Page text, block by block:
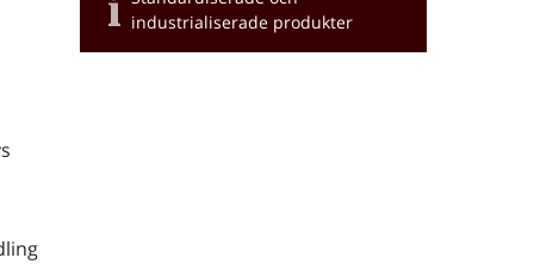
industrialiserade produkter